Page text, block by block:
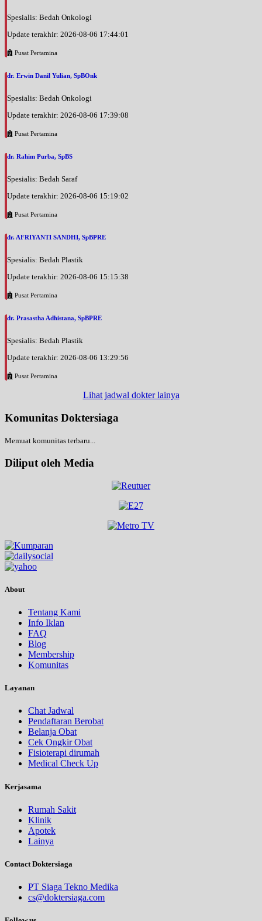
Spesialis: Bedah Onkologi
Update terakhir: 2026-08-06 17:44:01
Pusat Pertamina
dr. Erwin Danil Yulian, SpBOnk
Spesialis: Bedah Onkologi
Update terakhir: 2026-08-06 17:39:08
Pusat Pertamina
dr. Rahim Purba, SpBS
Spesialis: Bedah Saraf
Update terakhir: 2026-08-06 15:19:02
Pusat Pertamina
dr. AFRIYANTI SANDHI, SpBPRE
Spesialis: Bedah Plastik
Update terakhir: 2026-08-06 15:15:38
Pusat Pertamina
dr. Prasastha Adhistana, SpBPRE
Spesialis: Bedah Plastik
Update terakhir: 2026-08-06 13:29:56
Pusat Pertamina
Lihat jadwal dokter lainya
Komunitas Doktersiaga
Memuat komunitas terbaru...
Diliput oleh Media
About
Tentang Kami
Info Iklan
FAQ
Blog
Membership
Komunitas
Layanan
Chat Jadwal
Pendaftaran Berobat
Belanja Obat
Cek Ongkir Obat
Fisioterapi dirumah
Medical Check Up
Kerjasama
Rumah Sakit
Klinik
Apotek
Lainya
Contact Doktersiaga
PT Siaga Tekno Medika
cs@doktersiaga.com